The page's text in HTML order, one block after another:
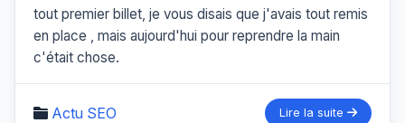
tout premier billet, je vous disais que j'avais tout remis
en place , mais aujourd'hui pour reprendre la main
c'était chose.
Actu SEO Lire la suite